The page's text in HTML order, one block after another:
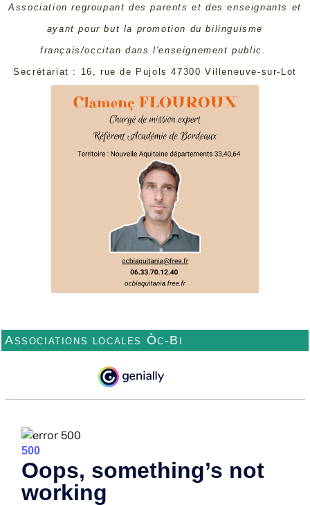
Association regroupant des parents et des enseignants et
ayant pour but la promotion du bilinguisme
français/occitan dans l'enseignement public.
Secrétariat : 16, rue de Pujols 47300 Villeneuve-sur-Lot
Associations locales Òc-Bi